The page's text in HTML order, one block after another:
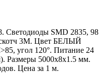
Светодиоды SMD 2835, 98
3M. Цвет БЕЛЫЙ
угол 120°. Питание 24
Размеры 5000x8x1.5 мм.
Цена за 1 м.